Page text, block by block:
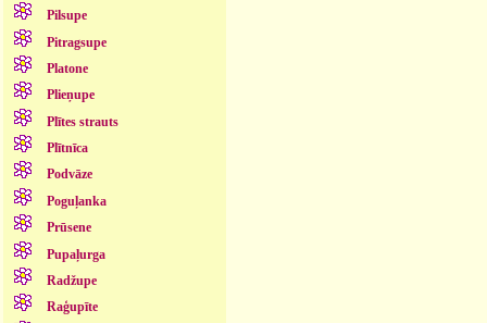
Pilsupe
Pitragsupe
Platone
Plieņupe
Plītes strauts
Plītnīca
Podvāze
Poguļanka
Prūsene
Pupaļurga
Radžupe
Raģupīte